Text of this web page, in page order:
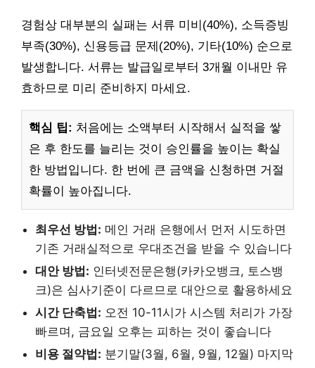
경험상 대부분의 실패는 서류 미비(40%), 소득증빙
부족(30%), 신용등급 문제(20%), 기타(10%) 순으로
발생합니다. 서류는 발급일로부터 3개월 이내만 유
효하므로 미리 준비하지 마세요.
핵심 팁: 처음에는 소액부터 시작해서 실적을 쌓
은 후 한도를 늘리는 것이 승인률을 높이는 확실
한 방법입니다. 한 번에 큰 금액을 신청하면 거절
확률이 높아집니다.
최우선 방법: 메인 거래 은행에서 먼저 시도하면
기존 거래실적으로 우대조건을 받을 수 있습니다
대안 방법: 인터넷전문은행(카카오뱅크, 토스뱅
크)은 심사기준이 다르므로 대안으로 활용하세요
시간 단축법: 오전 10-11시가 시스템 처리가 가장
빠르며, 금요일 오후는 피하는 것이 좋습니다
비용 절약법: 분기말(3월, 6월, 9월, 12월) 마지막